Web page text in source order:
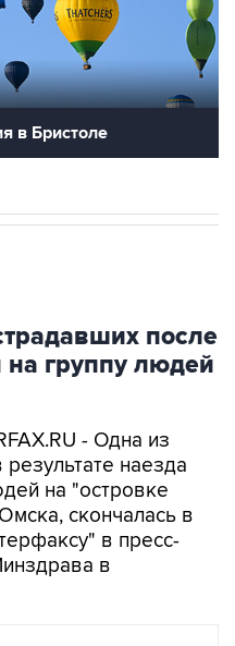
в Бристоле
после
группу людей
- Одна из
на "островке
скончалась в
в пресс-
в